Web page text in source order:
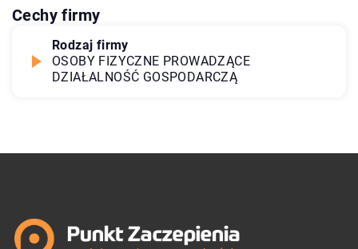
Cechy firmy
Rodzaj firmy
OSOBY FIZYCZNE PROWADZĄCE
DZIAŁALNOŚĆ GOSPODARCZĄ